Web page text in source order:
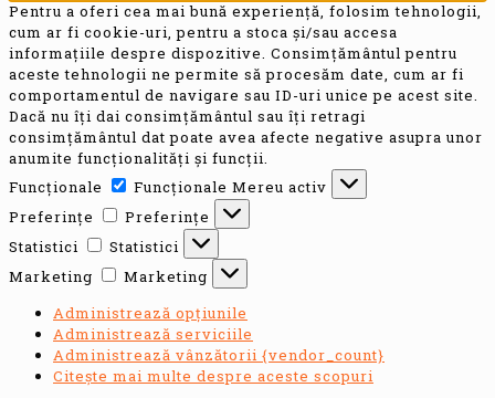
Pentru a oferi cea mai bună experiență, folosim tehnologii,
cum ar fi cookie-uri, pentru a stoca și/sau accesa
informațiile despre dispozitive. Consimțământul pentru
aceste tehnologii ne permite să procesăm date, cum ar fi
comportamentul de navigare sau ID-uri unice pe acest site.
Dacă nu îți dai consimțământul sau îți retragi
consimțământul dat poate avea afecte negative asupra unor
anumite funcționalități și funcții.
Funcționale
Funcționale Mereu activ
Preferințe
Preferințe
Statistici
Statistici
Marketing
Marketing
Administrează opțiunile
Administrează serviciile
Administrează vânzătorii {vendor_count}
Citește mai multe despre aceste scopuri